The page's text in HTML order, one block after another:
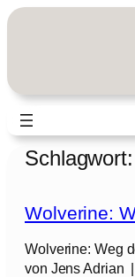
Zum
Schlagwort:
Wolverine:
Wolverine: Weg
von Jens Adrian